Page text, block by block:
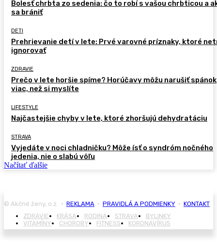
Bolesť chrbta zo sedenia: čo to robí s vašou chrbticou a
sa brániť
DETI
Prehrievanie detí v lete: Prvé varovné príznaky, ktoré
ignorovať
ZDRAVIE
Prečo v lete horšie spíme? Horúčavy môžu narušiť spánok
viac, než si myslíte
LIFESTYLE
Najčastejšie chyby v lete, ktoré zhoršujú dehydratáciu
STRAVA
Vyjedáte v noci chladničku? Môže ísť o syndróm nočného
jedenia, nie o slabú vôľu
Načítať ďalšie
© Akčné ženy, o.z. • REKLAMA • PRAVIDLÁ A PODMIENKY • KONTAKT
ZDRAVIE
KRÁSA RODINA STRAVA
BYLINKY
VITAMÍNY
CHOROBY FITNESS KORONAVÍRUS